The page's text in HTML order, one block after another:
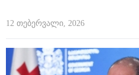
12 თებერვალი, 2026